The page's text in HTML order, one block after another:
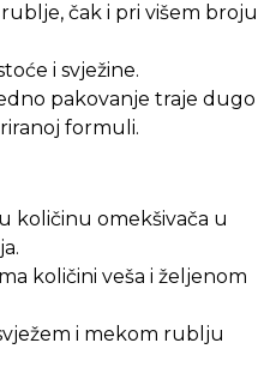
čak i pri višem broju
i svježine.
pakovanje traje dugo
formuli.
količinu omekšivača u
količini veša i željenom
i mekom rublju